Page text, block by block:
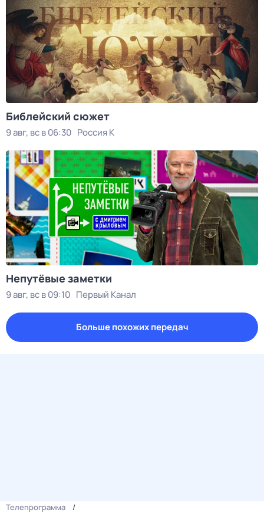
Библейский сюжет
9 авг, вс в 06:30 Россия К
Непутёвые заметки
9 авг, вс в 09:10 Первый Канал
Больше похожих передач
Телепрограмма